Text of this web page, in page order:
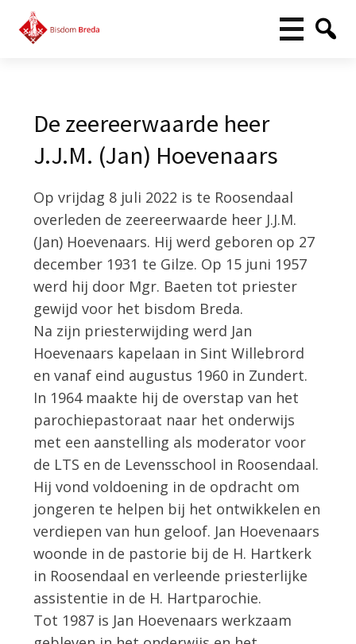
De zeereerwaarde heer
J.J.M. (Jan) Hoevenaars
Op vrijdag 8 juli 2022 is te Roosendaal
overleden de zeereerwaarde heer J.J.M.
(Jan) Hoevenaars. Hij werd geboren op 27
december 1931 te Gilze. Op 15 juni 1957
werd hij door Mgr. Baeten tot priester
gewijd voor het bisdom Breda.
Na zijn priesterwijding werd Jan
Hoevenaars kapelaan in Sint Willebrord
en vanaf eind augustus 1960 in Zundert.
In 1964 maakte hij de overstap van het
parochiepastoraat naar het onderwijs
met een aanstelling als moderator voor
de LTS en de Levensschool in Roosendaal.
Hij vond voldoening in de opdracht om
jongeren te helpen bij het ontwikkelen en
verdiepen van hun geloof. Jan Hoevenaars
woonde in de pastorie bij de H. Hartkerk
in Roosendaal en verleende priesterlijke
assistentie in de H. Hartparochie.
Tot 1987 is Jan Hoevenaars werkzaam